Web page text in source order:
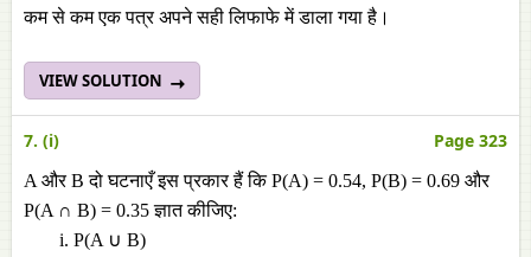
कम से कम एक पत्र अपने सही लिफाफे में डाला गया है।
VIEW SOLUTION
7. (i) Page 323
A और B दो घटनाएँ इस प्रकार हैं कि P(A) = 0.54, P(B) = 0.69 और
P(A ∩ B) = 0.35 ज्ञात कीजिए:
P(A ∪ B)